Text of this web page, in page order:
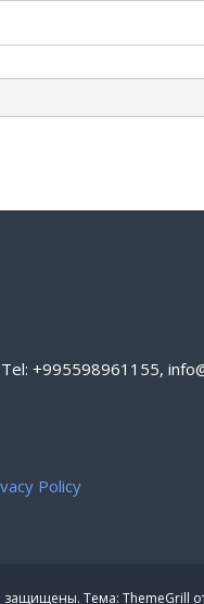
+995598961155,
Policy
защищены. Тема: ThemeGrill